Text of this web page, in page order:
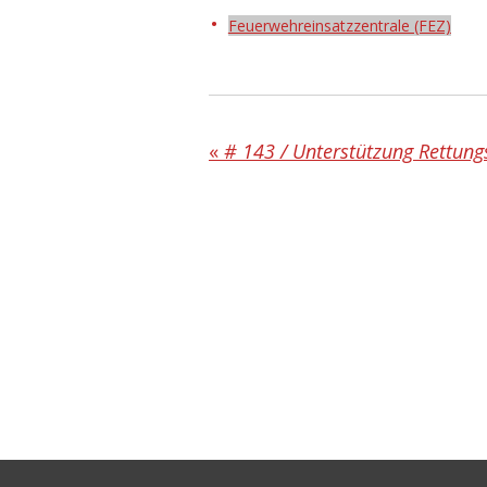
Feuerwehreinsatzzentrale (FEZ)
« # 143 / Unterstützung